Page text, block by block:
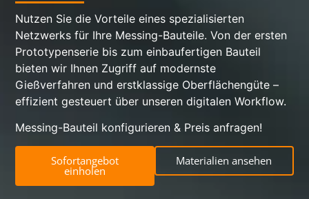
Nutzen Sie die Vorteile eines spezialisierten
Netzwerks für Ihre Messing-Bauteile. Von der ersten
Prototypenserie bis zum einbaufertigen Bauteil
bieten wir Ihnen Zugriff auf modernste
Gießverfahren und erstklassige Oberflächengüte –
effizient gesteuert über unseren digitalen Workflow.
Messing-Bauteil konfigurieren & Preis anfragen!
Sofortangebot
einholen
Materialien ansehen